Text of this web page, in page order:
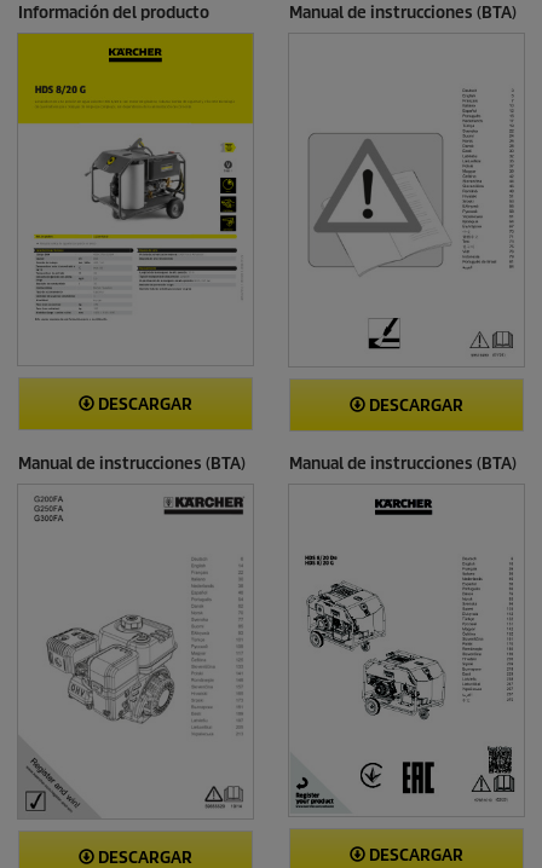
Información del producto
DESCARGAR
Manual de instrucciones (BTA)
DESCARGAR
Manual de instrucciones (BTA)
DESCARGAR
Manual de instrucciones (BTA)
DESCARGAR